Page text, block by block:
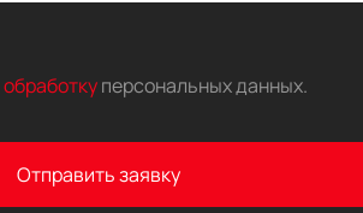
обработку персональных данных.
Отправить заявку